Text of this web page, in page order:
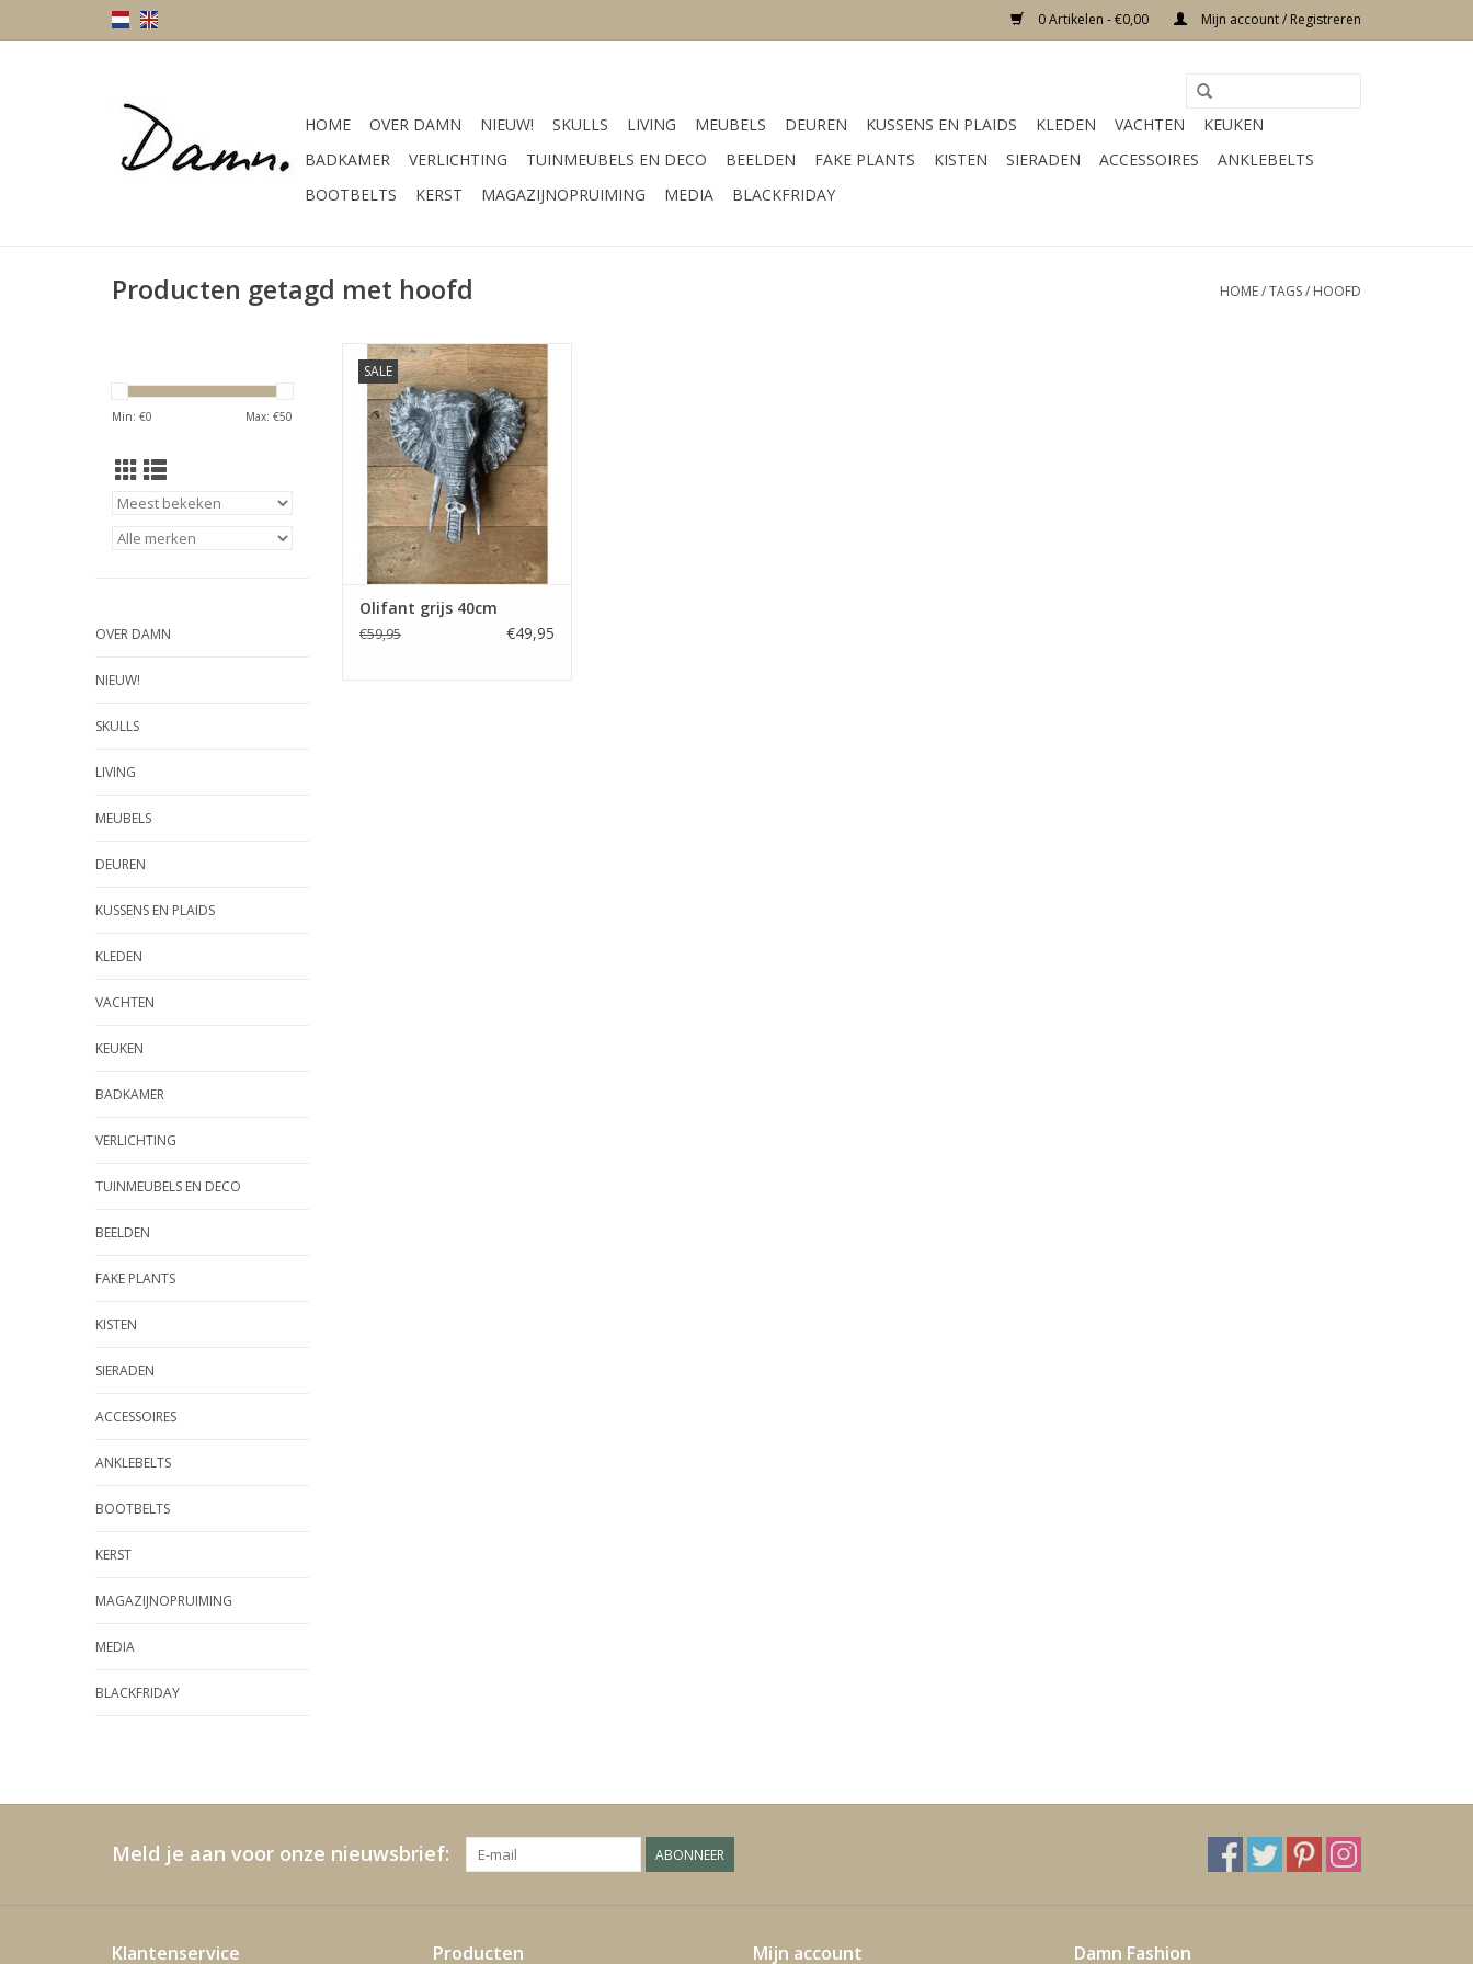
0 Artikelen - €0,00 Mijn account / Registreren
HOME OVER DAMN NIEUW! SKULLS LIVING MEUBELS DEUREN KUSSENS EN PLAIDS KLEDEN VACHTEN
KEUKEN
BADKAMER
VERLICHTING TUINMEUBELS EN DECO BEELDEN FAKE PLANTS KISTEN SIERADEN ACCESSOIRES
ANKLEBELTS
BOOTBELTS
KERST MAGAZIJNOPRUIMING MEDIA BLACKFRIDAY
Producten getagd met hoofd HOME/TAGS/ HOOFD
Min: €0 Max: €50
OVER DAMN
NIEUW!
SKULLS
LIVING
MEUBELS
DEUREN
KUSSENS EN PLAIDS
KLEDEN
VACHTEN
KEUKEN
BADKAMER
VERLICHTING
TUINMEUBELS EN DECO
BEELDEN
FAKE PLANTS
KISTEN
SIERADEN
ACCESSOIRES
ANKLEBELTS
BOOTBELTS
KERST
MAGAZIJNOPRUIMING
MEDIA
BLACKFRIDAY
SALE
afmeting 40 x 43 cmkleur
grijsmateriaal polystone
TOEVOEGEN AAN WINKELWAGEN
Olifant grijs 40cm
€59,95 €49,95
Meld je aan voor onze nieuwsbrief: ABONNEER
Klantenservice Producten Mijn account Damn Fashion